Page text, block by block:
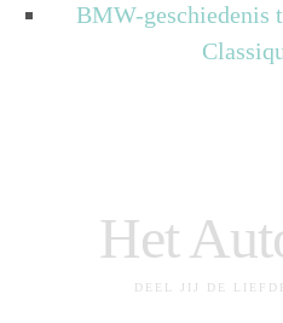
BMW-geschiedenis
Het
DEEL JIJ DE